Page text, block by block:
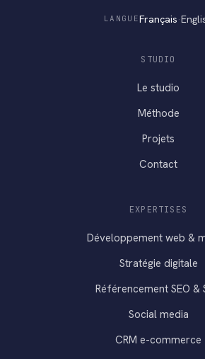
LANGUEFrançais·
STUDIO
Le studio
Méthode
Projets
Contact
EXPERTISES
Développement web &
Stratégie digitale
Référencement SEO &
Social media
CRM e-commerce